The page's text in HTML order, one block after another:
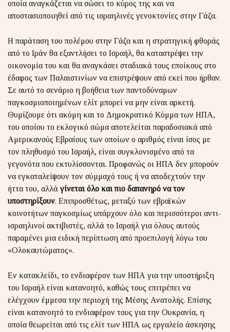
οποία αναγκάζεται να σώσει το κύρος της και να
αποστασιοποιηθεί από τις ισραηλινές γενοκτονίες στην Γάζα.
Η παράταση του πολέμου στην Γάζα και η στρατηγική φθοράς
από το Ιράν θα εξαντλήσει το Ισραήλ, θα καταστρέψει την
οικονομία του και θα αναγκάσει σταδιακά τους εποίκους στο
έδαφος των Παλαιστινίων να επιστρέψουν από εκεί που ήρθαν.
Σε αυτό το σενάριο η βοήθεια των παντοδύναμων
παγκοσμιοποιημένων ελίτ μπορεί να μην είναι αρκετή.
Θυμίζουμε ότι ακόμη και το Δημοκρατικό Κόμμα των ΗΠΑ,
του οποίου το εκλογικό σώμα αποτελείται παραδοσιακά από
Αμερικανούς Εβραίους των οποίων ο αριθμός είναι ίσος με
τον πληθυσμό του Ισραήλ, είναι συγκλονισμένο από τα
γεγονότα που εκτυλίσσονται. Προφανώς οι ΗΠΑ δεν μπορούν
να εγκαταλείψουν τον σύμμαχό τους ή να αποδεχτούν την
ήττα του, αλλά γίνεται όλο και πιο δαπανηρό να τον
υποστηρίξουν. Επιπροσθέτως, μεταξύ των εβραϊκών
κοινοτήτων παγκοσμίως υπάρχουν όλο και περισσότεροι αντι-
ισραηλινοί ακτιβιστές, αλλά το Ισραήλ για όλους αυτούς
παραμένει μια ειδική περίπτωση από προεπιλογή λόγω του
«Ολοκαυτώματος».
Εν κατακλείδι, το ενδιαφέρον των ΗΠΑ για την υποστήριξη
του Ισραήλ είναι κατανοητό, καθώς τους επιτρέπει να
ελέγχουν έμμεσα την περιοχή της Μέσης Ανατολής. Επίσης
είναι κατανοητό το ενδιαφέρον τους για την Ουκρανία, η
οποία θεωρείται από τις ελίτ των ΗΠΑ ως εργαλείο άσκησης